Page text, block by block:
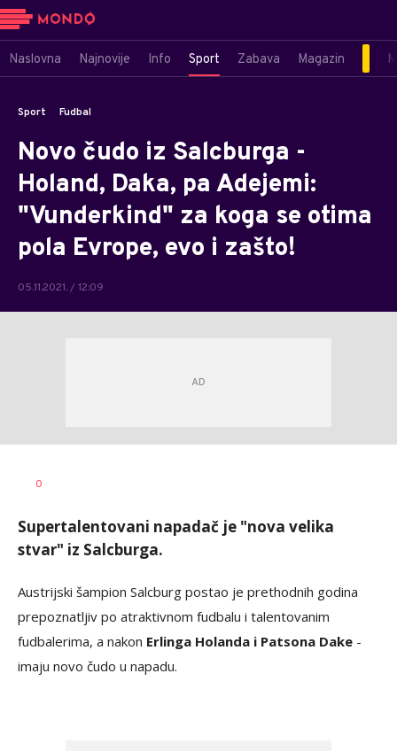
Naslovna Najnovije Info Sport Zabava Magazin
Sport Fudbal
Novo čudo iz Salcburga -
Holand, Daka, pa Adejemi:
"Vunderkind" za koga se otima
pola Evrope, evo i zašto!
05.11.2021. / 12:09
AUTOR
0
Supertalentovani napadač je "nova velika
stvar" iz Salcburga.
Austrijski šampion Salcburg postao je prethodnih godina
prepoznatljiv po atraktivnom fudbalu i talentovanim
fudbalerima, a nakon Erlinga Holanda i Patsona Dake -
imaju novo čudo u napadu.